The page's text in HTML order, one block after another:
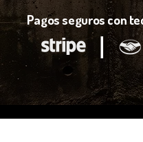
Pagos seguros con
l